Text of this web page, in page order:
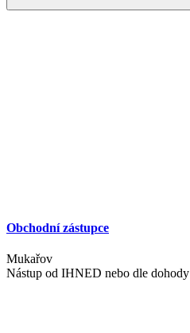
Obchodní zástupce
Mukařov
Nástup od IHNED nebo dle dohody